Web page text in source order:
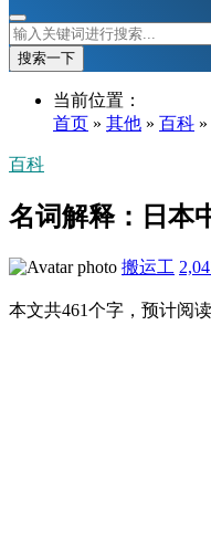
搜索一下
当前位置：
首页 » 其他 » 百科
百科
名词解释：日本
搬运工
本文共461个字，预计阅